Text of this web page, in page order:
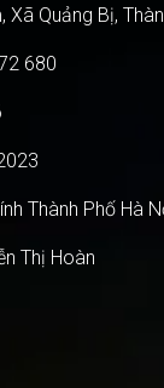
Quảng Bị,
680
Thành Phố Hà
Thị Hoàn